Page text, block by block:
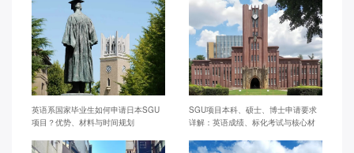
英语系国家毕业生如何申请日本SGU
项目？优势、材料与时间规划
SGU项目本科、硕士、博士申请要求
详解：英语成绩、标化考试与核心材